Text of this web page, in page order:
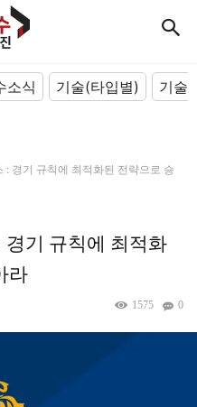
소식 기술(타입별)
기술
: 경기 규칙에 최적화된 전략으로 승
경기 규칙에 최적화
라
0
1575